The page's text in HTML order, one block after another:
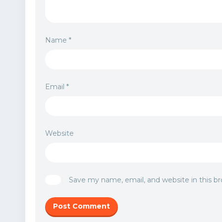
Name *
Email *
Website
Save my name, email, and website in this